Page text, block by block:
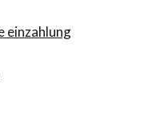
einzahlung